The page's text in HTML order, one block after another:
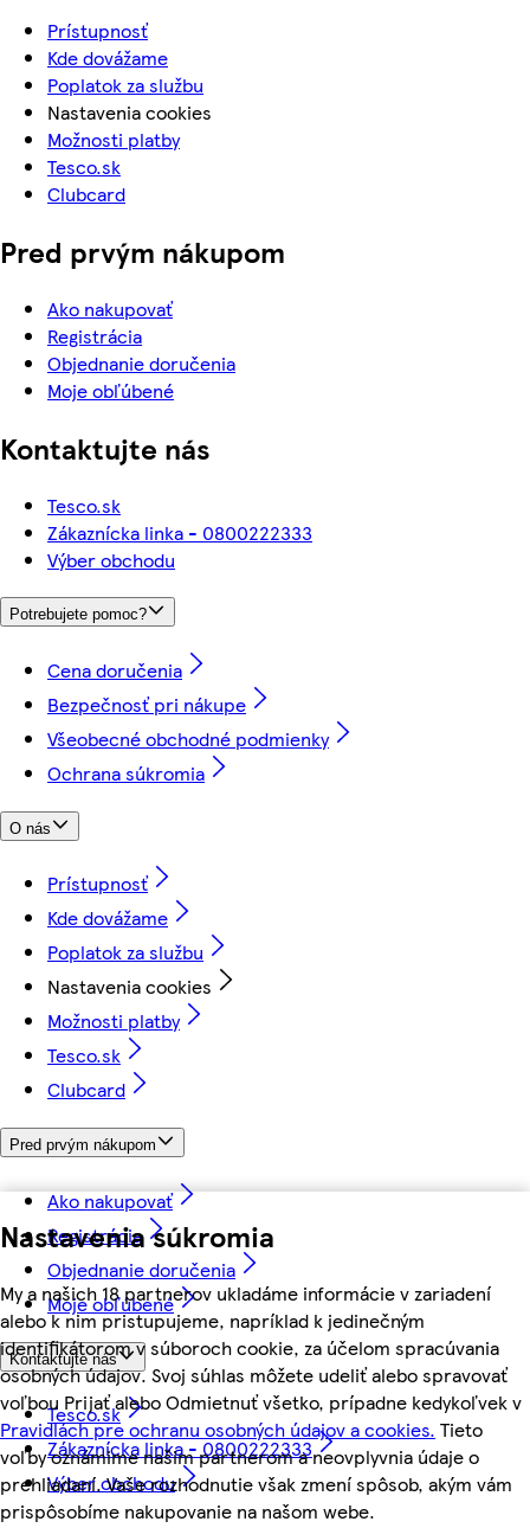
Nastavenia súkromia
My a našich 18 partnerov ukladáme informácie v zariadení
alebo k nim pristupujeme, napríklad k jedinečným
identifikátorom v súboroch cookie, za účelom spracúvania
osobných údajov. Svoj súhlas môžete udeliť alebo spravovať
voľbou Prijať alebo Odmietnuť všetko, prípadne kedykoľvek v
Pravidlách pre ochranu osobných údajov a cookies. Tieto
voľby oznámime našim partnerom a neovplyvnia údaje o
prehliadaní. Vaše rozhodnutie však zmení spôsob, akým vám
prispôsobíme nakupovanie na našom webe.
Prístupnosť
Kde dovážame
Poplatok za službu
Nastavenia cookies
Možnosti platby
Tesco.sk
Clubcard
Pred prvým nákupom
Ako nakupovať
Registrácia
Objednanie doručenia
Moje obľúbené
Kontaktujte nás
Tesco.sk
Zákaznícka linka - 0800222333
Výber obchodu
Potrebujete pomoc?
Cena doručenia
Bezpečnosť pri nákupe
Všeobecné obchodné podmienky
Ochrana súkromia
O nás
Prístupnosť
Kde dovážame
Poplatok za službu
Nastavenia cookies
Možnosti platby
Tesco.sk
Clubcard
Pred prvým nákupom
Ako nakupovať
Registrácia
Objednanie doručenia
Moje obľúbené
Kontaktujte nás
Tesco.sk
Zákaznícka linka - 0800222333
Výber obchodu